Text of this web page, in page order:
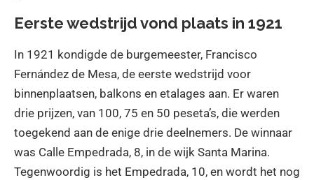
Eerste wedstrijd vond plaats in 1921
In 1921 kondigde de burgemeester, Francisco
Fernández de Mesa, de eerste wedstrijd voor
binnenplaatsen, balkons en etalages aan. Er waren
drie prijzen, van 100, 75 en 50 peseta’s, die werden
toegekend aan de enige drie deelnemers. De winnaar
was Calle Empedrada, 8, in de wijk Santa Marina.
Tegenwoordig is het Empedrada, 10, en wordt het nog